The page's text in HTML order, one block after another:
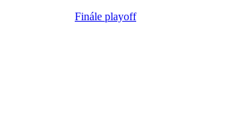
Finále playoff